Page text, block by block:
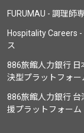
FURUMAU - 調理師
Hospitality Careers
ス
886旅館人力銀行
決型プラットフォー
886旅館人力銀行 台
援プラットフォーム